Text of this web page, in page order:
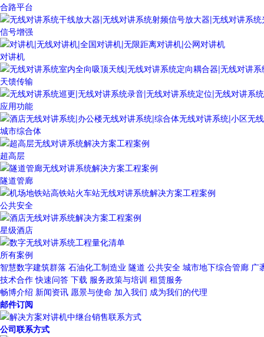
合路平台
信号增强
对讲机
天馈传输
应用功能
城市综合体
超高层
隧道管廊
公共安全
星级酒店
所有案例
智慧数字建筑群落 石油化工制造业 隧道 公共安全 城市地下综合管廊 广
技术合作 快速问答 下载 服务政策与培训 租赁服务
畅博介绍 新闻资讯 愿景与使命 加入我们 成为我们的代理
邮件订阅
公司联系方式